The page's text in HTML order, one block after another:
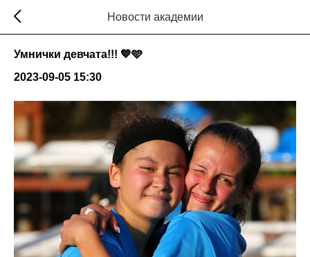
Новости академии
Умнички девчата!!! 💙🩵
2023-09-05 15:30